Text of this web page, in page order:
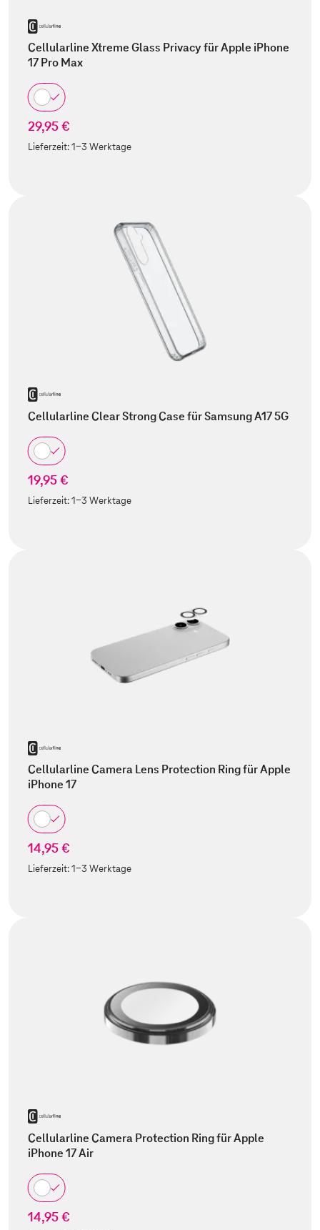
Cellularline Xtreme Glass Privacy für Apple iPhone
17 Pro Max
29,95 €
Lieferzeit:1-3 Werktage
Cellularline Clear Strong Case für Samsung A17 5G
19,95 €
Lieferzeit:1-3 Werktage
Cellularline Camera Lens Protection Ring für Apple
iPhone 17
14,95 €
Lieferzeit:1-3 Werktage
Cellularline Camera Protection Ring für Apple
iPhone 17 Air
14,95 €